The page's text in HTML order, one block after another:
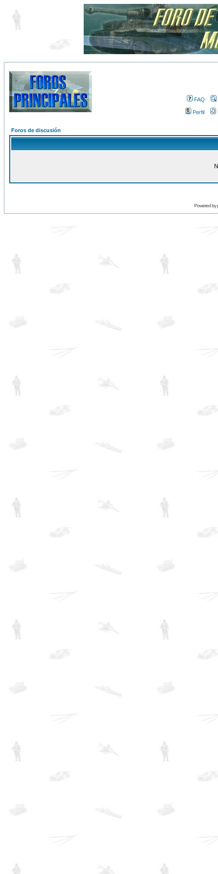
FAQ
Perfil
Foros de discusión
Powered by